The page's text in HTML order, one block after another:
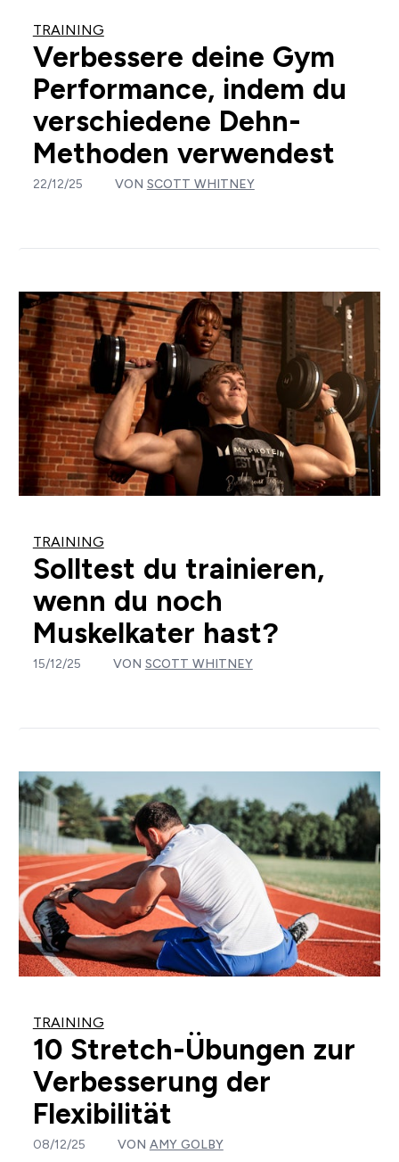
TRAINING
Verbessere deine Gym
Performance, indem du
verschiedene Dehn-
Methoden verwendest
22/12/25 VON SCOTT WHITNEY
TRAINING
Solltest du trainieren,
wenn du noch
Muskelkater hast?
15/12/25 VON SCOTT WHITNEY
TRAINING
10 Stretch-Übungen zur
Verbesserung der
Flexibilität
08/12/25 VON AMY GOLBY